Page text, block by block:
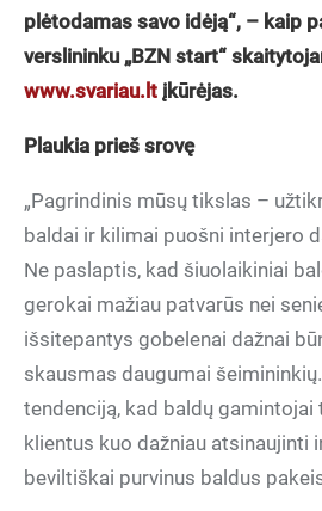
plėtodamas savo idėją“, – kaip
verslininku „BZN start“
www.svariau.lt įkūrėjas.
Plaukia prieš srovę
„Pagrindinis mūsų tikslas –
baldai ir kilimai puošni interjero
Ne paslaptis, kad šiuolaikiniai
gerokai mažiau patvarūs nei
išsitepantys gobelenai dažnai
skausmas daugumai
tendenciją, kad baldų gamintojai
klientus kuo dažniau atsinaujinti
beviltiškai purvinus baldus